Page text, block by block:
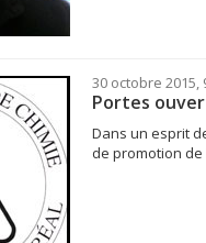
30 octobre 2015,
Portes
Dans un esprit
de promotion